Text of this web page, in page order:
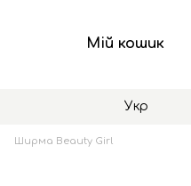
Мій кошик
Укр
Ширма Beauty Girl